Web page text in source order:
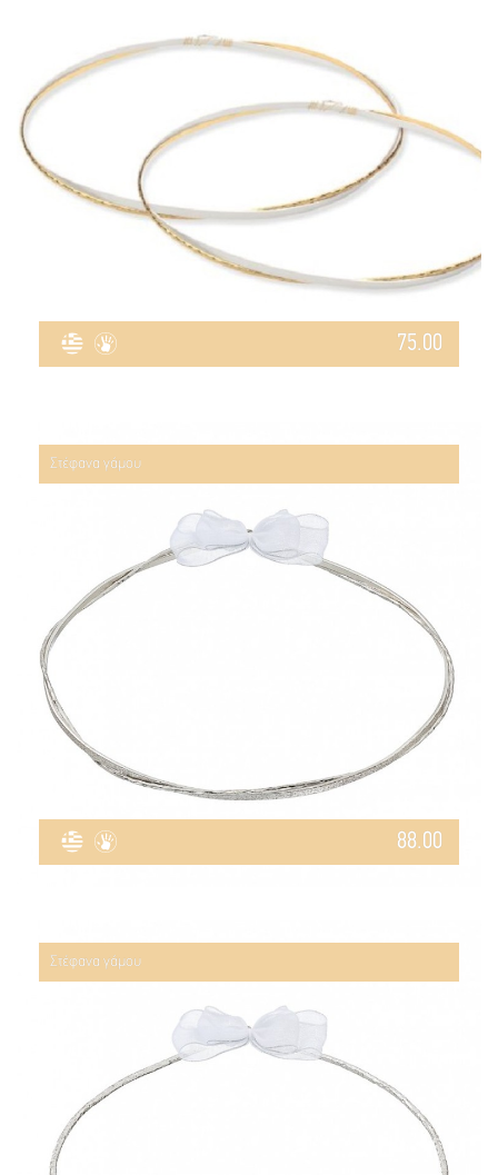
75.00
Στέφανα γάμου
88.00
Στέφανα γάμου